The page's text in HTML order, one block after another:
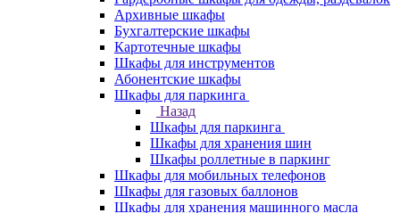
Архивные шкафы
Бухгалтерские шкафы
Картотечные шкафы
Шкафы для инструментов
Абонентские шкафы
Шкафы для паркинга
Назад
Шкафы для паркинга
Шкафы для хранения шин
Шкафы роллетные в паркинг
Шкафы для мобильных телефонов
Шкафы для газовых баллонов
Шкафы для хранения машинного масла